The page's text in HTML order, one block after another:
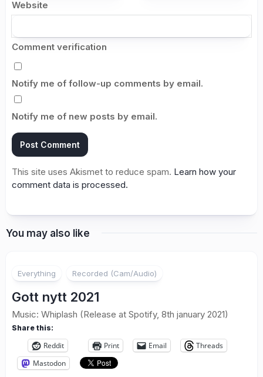
Website
Comment verification
Notify me of follow-up comments by email.
Notify me of new posts by email.
This site uses Akismet to reduce spam. Learn how your
comment data is processed.
You may also like
Everything Recorded (Cam/Audio)
Gott nytt 2021
Music: Whiplash (Release at Spotify, 8th january 2021)
Share this:
Reddit Print Email
Threads
Mastodon